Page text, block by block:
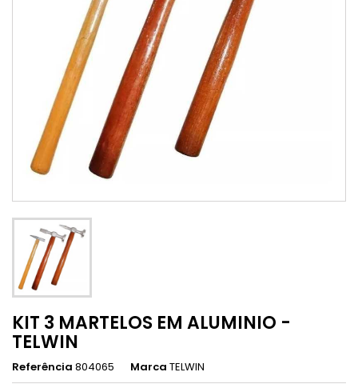
KIT 3 MARTELOS EM ALUMINIO -
TELWIN
Referência 804065 Marca TELWIN